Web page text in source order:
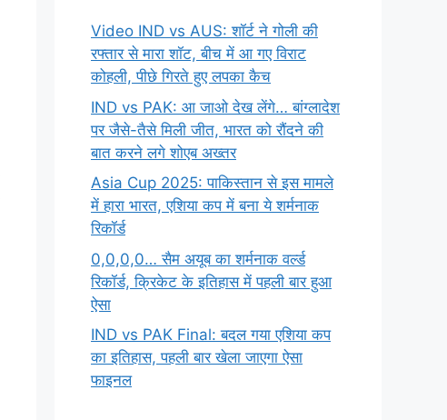
Video IND vs AUS: शॉर्ट ने गोली की
रफ्तार से मारा शॉट, बीच में आ गए विराट
कोहली, पीछे गिरते हुए लपका कैच
IND vs PAK: आ जाओ देख लेंगे… बांग्लादेश
पर जैसे-तैसे मिली जीत, भारत को रौंदने की
बात करने लगे शोएब अख्तर
Asia Cup 2025: पाकिस्तान से इस मामले
में हारा भारत, एशिया कप में बना ये शर्मनाक
रिकॉर्ड
0,0,0,0… सैम अयूब का शर्मनाक वर्ल्ड
रिकॉर्ड, क्रिकेट के इतिहास में पहली बार हुआ
ऐसा
IND vs PAK Final: बदल गया एशिया कप
का इतिहास, पहली बार खेला जाएगा ऐसा
फाइनल